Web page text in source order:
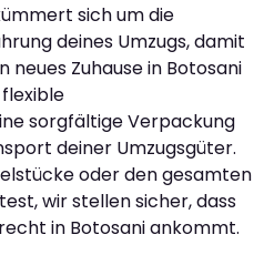
sich um die
deines Umzugs, damit
Zuhause in Botosani
sorgfältige Verpackung
deiner Umzugsgüter.
oder den gesamten
wir stellen sicher, dass
in Botosani ankommt.